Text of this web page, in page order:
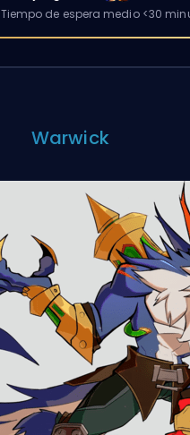
Tiempo de espera medio <30
Warwick